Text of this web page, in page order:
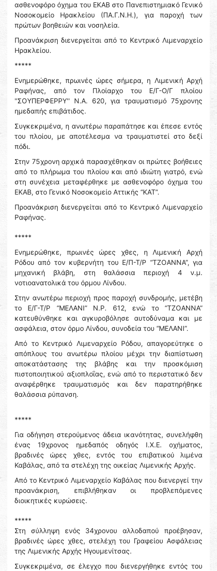
ασθενοφόρο όχημα του ΕΚΑΒ στο Πανεπιστημιακό Γενικό
Νοσοκομείο Ηρακλείου (ΠΑ.Γ.Ν.Η.), για παροχή των
πρώτων βοηθειών και νοσηλεία.
Προανάκριση διενεργείται από το Κεντρικό Λιμεναρχείο
Ηρακλείου.
*****
Ενημερώθηκε, πρωινές ώρες σήμερα, η Λιμενική Αρχή
Ραφήνας, από τον Πλοίαρχο του Ε/Γ-Ο/Γ πλοίου
''ΣΟΥΠΕΡΦΕΡΡΥ'' Ν.Α. 620, για τραυματισμό 75χρονης
ημεδαπής επιβάτιδος.
Συγκεκριμένα, η ανωτέρω παραπάτησε και έπεσε εντός
του πλοίου, με αποτέλεσμα να τραυματιστεί στο δεξί
πόδι.
Στην 75χρονη αρχικά παρασχέθηκαν οι πρώτες βοήθειες
από το πλήρωμα του πλοίου και από ιδιώτη γιατρό, ενώ
στη συνέχεια μεταφέρθηκε με ασθενοφόρο όχημα του
ΕΚΑΒ, στο Γενικό Νοσοκομείο Αττικής “ΚΑΤ”.
Προανάκριση διενεργείται από το Κεντρικό Λιμεναρχείο
Ραφήνας.
*****
Ενημερώθηκε, πρωινές ώρες χθες, η Λιμενική Αρχή
Ρόδου από τον κυβερνήτη του Ε/Π-Τ/Ρ “ΤΖΟΑΝΝΑ”, για
μηχανική βλάβη, στη θαλάσσια περιοχή 4 ν.μ.
νοτιοανατολικά του όρμου Λίνδου.
Στην ανωτέρω περιοχή προς παροχή συνδρομής, μετέβη
το Ε/Γ-Τ/Ρ “ΜΕΛΑΝΙ” Ν.Ρ. 612, ενώ το “ΤΖΟΑΝΝΑ”
κατευθύνθηκε και αγκυροβόλησε αυτοδύναμα και με
ασφάλεια, στον όρμο Λίνδου, συνοδεία του “ΜΕΛΑΝΙ”.
Από το Κεντρικό Λιμεναρχείο Ρόδου, απαγορεύτηκε ο
απόπλους του ανωτέρω πλοίου μέχρι την διαπίστωση
αποκατάστασης της βλάβης και την προσκόμιση
πιστοποιητικού αξιοπλοΐας, ενώ από το περιστατικό δεν
αναφέρθηκε τραυματισμός και δεν παρατηρήθηκε
θαλάσσια ρύπανση.
*****
Για οδήγηση στερούμενος άδεια ικανότητας, συνελήφθη
ένας 19χρονος ημεδαπός οδηγός Ι.Χ.Ε. οχήματος,
βραδινές ώρες χθες, εντός του επιβατικού λιμένα
Καβάλας, από τα στελέχη της οικείας Λιμενικής Αρχής.
Από το Κεντρικό Λιμεναρχείο Καβάλας που διενεργεί την
προανάκριση, επιβλήθηκαν οι προβλεπόμενες
διοικητικές κυρώσεις.
*****
Στη σύλληψη ενός 34χρονου αλλοδαπού προέβησαν,
βραδινές ώρες χθες, στελέχη του Γραφείου Ασφάλειας
της Λιμενικής Αρχής Ηγουμενίτσας.
Συγκεκριμένα, σε έλεγχο που διενεργήθηκε εντός του